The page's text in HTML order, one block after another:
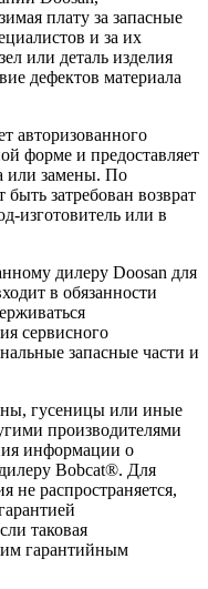
плату за запасные
и за их
или деталь изделия
дефектов материала
авторизованного
форме и предоставляет
или замены. По
затребован возврат
изготовитель или в
дилеру Doosan для
в обязанности
сервисного
запасные части и
гусеницы или иные
производителями
информации о
Bobcat®. Для
не распространяется,
таковая
гарантийным